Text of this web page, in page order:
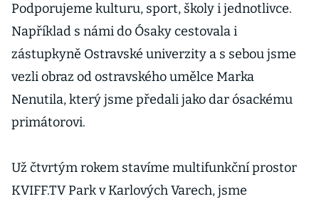
Podporujeme kulturu, sport, školy i jednotlivce.
Například s námi do Ósaky cestovala i
zástupkyně Ostravské univerzity a s sebou jsme
vezli obraz od ostravského umělce Marka
Nenutila, který jsme předali jako dar ósackému
primátorovi.
Už čtvrtým rokem stavíme multifunkční prostor
KVIFF.TV Park v Karlových Varech, jsme